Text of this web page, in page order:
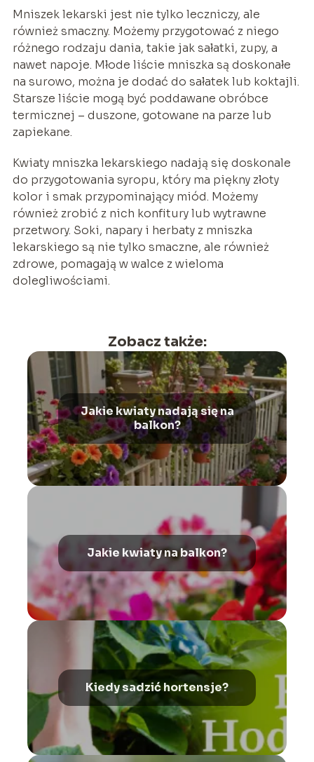
Mniszek lekarski jest nie tylko leczniczy, ale
również smaczny. Możemy przygotować z niego
różnego rodzaju dania, takie jak sałatki, zupy, a
nawet napoje. Młode liście mniszka są doskonałe
na surowo, można je dodać do sałatek lub koktajli.
Starsze liście mogą być poddawane obróbce
termicznej – duszone, gotowane na parze lub
zapiekane.
Kwiaty mniszka lekarskiego nadają się doskonale
do przygotowania syropu, który ma piękny złoty
kolor i smak przypominający miód. Możemy
również zrobić z nich konfitury lub wytrawne
przetwory. Soki, napary i herbaty z mniszka
lekarskiego są nie tylko smaczne, ale również
zdrowe, pomagają w walce z wieloma
dolegliwościami.
Zobacz także:
Jakie kwiaty nadają się na
balkon?
Jakie kwiaty na balkon?
Kiedy sadzić hortensje?